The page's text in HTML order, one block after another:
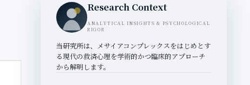
Research Context
ANALYTICAL INSIGHTS & PSYCHOLOGICAL
RIGOR
当研究所は、メサイアコンプレックスをはじめとす
る現代の救済心理を学術的かつ臨床的アプローチ
から解明します。